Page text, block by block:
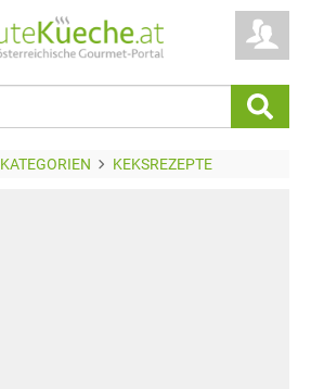
KATEGORIEN KEKSREZEPTE